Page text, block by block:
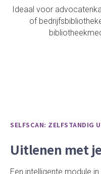
Ideaal voor
of
SELFSCAN: ZELFSTANDIG
Uitlenen met je
Een intelligente module